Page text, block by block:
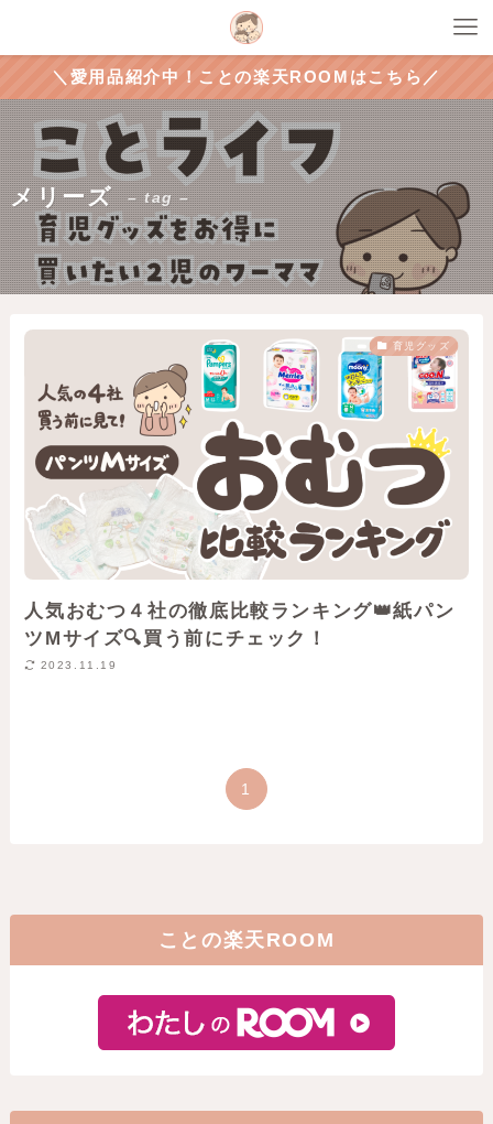
＼愛用品紹介中！ことの楽天ROOMはこちら／
メリーズ – tag –
育児グッズ
人気おむつ４社の徹底比較ランキング👑紙パン
ツMサイズ🔍買う前にチェック！
2023.11.19
1
ことの楽天ROOM